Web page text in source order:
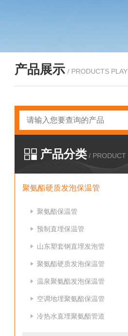
产品展示 / PRODUCTS PLAY
产品分类 / PRODUCT
聚氨酯硬质发泡保温管
聚氨酯保温管
预制直埋保温管
山东塑套钢直埋发泡管
聚氨酯硬质发泡保温管
温泉聚氨酯发泡保温管
空调地埋聚氨酯保温管
冷热水直埋聚氨酯管道